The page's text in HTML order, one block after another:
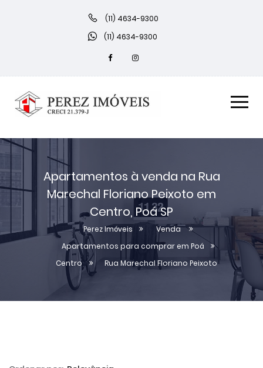
(11) 4634-9300
(11) 4634-9300
Apartamentos à venda na Rua
Marechal Floriano Peixoto em
Centro, Poá SP
Perez Imóveis
Venda
Apartamentos para comprar em Poá
Centro
Rua Marechal Floriano Peixoto